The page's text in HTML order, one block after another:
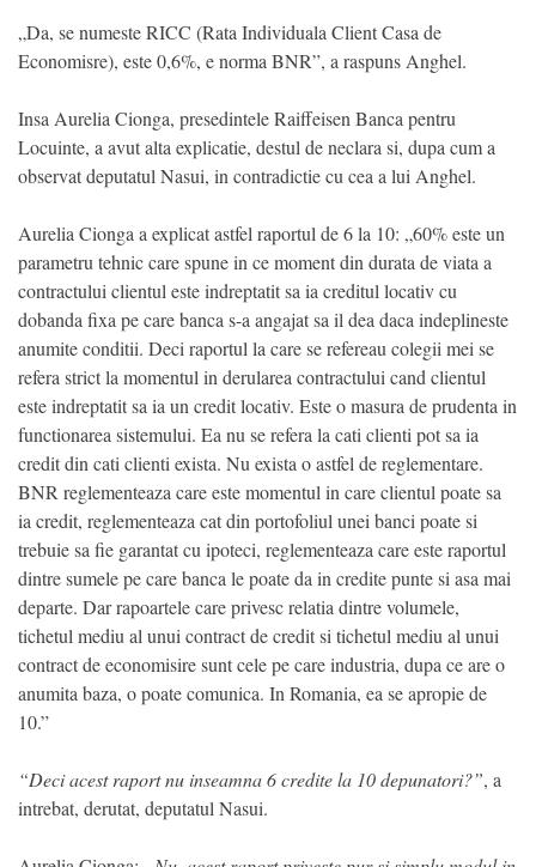
„Da, se numeste RICC (Rata Individuala Client Casa de
Economisre), este 0,6%, e norma BNR”, a raspuns Anghel.
Insa Aurelia Cionga, presedintele Raiffeisen Banca pentru
Locuinte, a avut alta explicatie, destul de neclara si, dupa cum a
observat deputatul Nasui, in contradictie cu cea a lui Anghel.
Aurelia Cionga a explicat astfel raportul de 6 la 10: „60% este un
parametru tehnic care spune in ce moment din durata de viata a
contractului clientul este indreptatit sa ia creditul locativ cu
dobanda fixa pe care banca s-a angajat sa il dea daca indeplineste
anumite conditii. Deci raportul la care se refereau colegii mei se
refera strict la momentul in derularea contractului cand clientul
este indreptatit sa ia un credit locativ. Este o masura de prudenta in
functionarea sistemului. Ea nu se refera la cati clienti pot sa ia
credit din cati clienti exista. Nu exista o astfel de reglementare.
BNR reglementeaza care este momentul in care clientul poate sa
ia credit, reglementeaza cat din portofoliul unei banci poate si
trebuie sa fie garantat cu ipoteci, reglementeaza care este raportul
dintre sumele pe care banca le poate da in credite punte si asa mai
departe. Dar rapoartele care privesc relatia dintre volumele,
tichetul mediu al unui contract de credit si tichetul mediu al unui
contract de economisire sunt cele pe care industria, dupa ce are o
anumita baza, o poate comunica. In Romania, ea se apropie de
10.”
“Deci acest raport nu inseamna 6 credite la 10 depunatori?”, a
intrebat, derutat, deputatul Nasui.